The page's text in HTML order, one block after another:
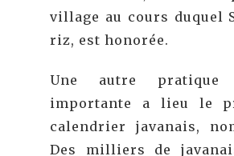
village au cours duquel
riz, est honorée.
Une autre pratique
importante a lieu le
calendrier javanais,
Des milliers de